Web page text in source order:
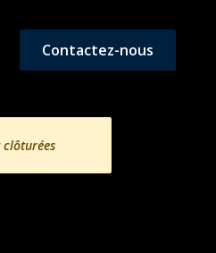
Contactez-nous
clôturées